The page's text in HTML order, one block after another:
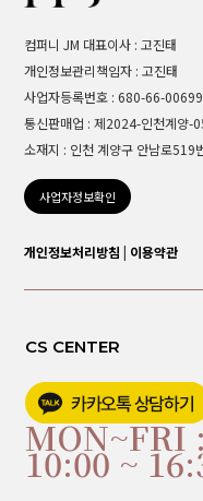
컴퍼니 JM 대표이사 : 고진태
개인정보관리책임자 : 고진태
사업자등록번호 : 680-66-00699
통신판매업 : 제2024-인천계양-
소재지 : 인천 계양구 안남로
사업자정보확인
개인정보처리방침 | 이용약관
CS CENTER
MON~FRI :
10:00 ~